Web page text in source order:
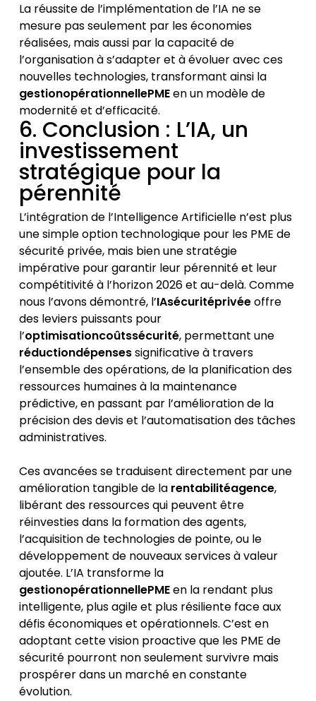
La réussite de l’implémentation de l’IA ne se
mesure pas seulement par les économies
réalisées, mais aussi par la capacité de
l’organisation à s’adapter et à évoluer avec ces
nouvelles technologies, transformant ainsi la
gestionopérationnellePMEen un modèle de
modernité et d’efficacité.
6. Conclusion : L’IA, un
investissement
stratégique pour la
pérennité
L’intégration de l’Intelligence Artificielle n’est plus
une simple option technologique pour les PME de
sécurité privée, mais bien une stratégie
impérative pour garantir leur pérennité et leur
compétitivité à l’horizon 2026 et au-delà. Comme
nous l’avons démontré, l’IAsécuritéprivéeoffre
des leviers puissants pour
l’optimisationcoûtssécurité, permettant une
réductiondépensessignificative à travers
l’ensemble des opérations, de la planification des
ressources humaines à la maintenance
prédictive, en passant par l’amélioration de la
précision des devis et l’automatisation des tâches
administratives.
Ces avancées se traduisent directement par une
amélioration tangible de la rentabilitéagence,
libérant des ressources qui peuvent être
réinvesties dans la formation des agents,
l’acquisition de technologies de pointe, ou le
développement de nouveaux services à valeur
ajoutée. L’IA transforme la
gestionopérationnellePMEen la rendant plus
intelligente, plus agile et plus résiliente face aux
défis économiques et opérationnels. C’est en
adoptant cette vision proactive que les PME de
sécurité pourront non seulement survivre mais
prospérer dans un marché en constante
évolution.